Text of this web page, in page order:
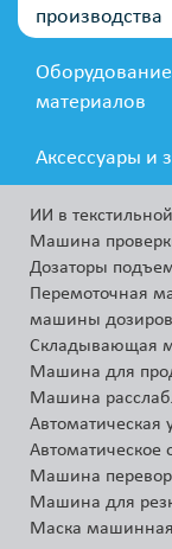
производства
материалов
Аксессуары и
ИИ в
Машина
Дозаторы
Перемоточная
машины
Складывающая
Машина для
Машина
Автоматическая
Автоматическое
Машина
Машина для
Маска машинная